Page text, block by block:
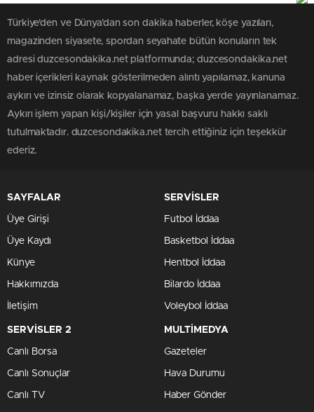
Türkiye'den ve Dünya’dan son dakika haberler, köşe yazıları,
magazinden siyasete, spordan seyahate bütün konuların tek
adresi duzcesondakika.net platformunda; duzcesondakika.net
haber içerikleri kaynak gösterilmeden alıntı yapılamaz, kanuna
aykırı ve izinsiz olarak kopyalanamaz, başka yerde yayınlanamaz.
Aykırı işlem yapan kişi/kişiler için yasal başvuru hakkı saklı
tutulmaktadır. duzcesondakika.net tercih ettiğiniz için teşekkür
ederiz.
SAYFALAR
Üye Girişi
Üye Kaydı
Künye
Hakkımızda
İletişim
SERVİSLER
Futbol İddaa
Basketbol İddaa
Hentbol İddaa
Bilardo İddaa
Voleybol İddaa
SERVİSLER 2
Canlı Borsa
Canlı Sonuçlar
Canlı TV
MULTİMEDYA
Gazeteler
Hava Durumu
Haber Gönder